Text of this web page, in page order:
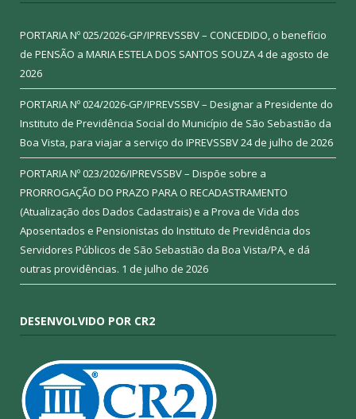
PORTARIA Nº 025/2026-GP/IPREVSSBV – CONCEDIDO, o benefício
de PENSÃO a MARIA ESTELA DOS SANTOS SOUZA4 de agosto de
2026
PORTARIA Nº 024/2026-GP/IPREVSSBV – Designar a Presidente do
Instituto de Previdência Social do Município de São Sebastião da
Boa Vista, para viajar a serviço do IPREVSSBV24 de julho de 2026
PORTARIA Nº 023/2026/IPREVSSBV – Dispõe sobre a
PRORROGAÇÃO DO PRAZO PARA O RECADASTRAMENTO
(Atualização dos Dados Cadastrais) e a Prova de Vida dos
Aposentados e Pensionistas do Instituto de Previdência dos
Servidores Públicos de São Sebastião da Boa Vista/PA, e dá
outras providências. 1 de julho de 2026
DESENVOLVIDO POR CR2